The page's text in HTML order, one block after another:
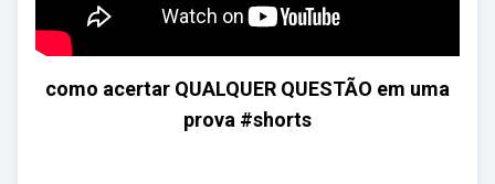
como acertar QUALQUER QUESTÃO em uma
prova #shorts